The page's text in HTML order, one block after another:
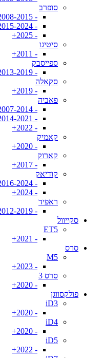
סופרב
- 2008-2015
- 2015-2024
- 2025+
סיטיגו
- 2011+
ספייסבק
- 2013-2019
סקאלה
- 2019+
פאביה
- 2007-2014
- 2014-2021
- 2022+
קאמיק
- 2020+
קארוק
- 2017+
קודיאק
- 2016-2024
- 2024+
ראפיד
- 2012-2019
סקייוול
ET5
- 2021+
סרס
M5
- 2023+
סרס 3
- 2020+
פולקסווגן
iD3
- 2020+
iD4
- 2020+
iD5
- 2022+